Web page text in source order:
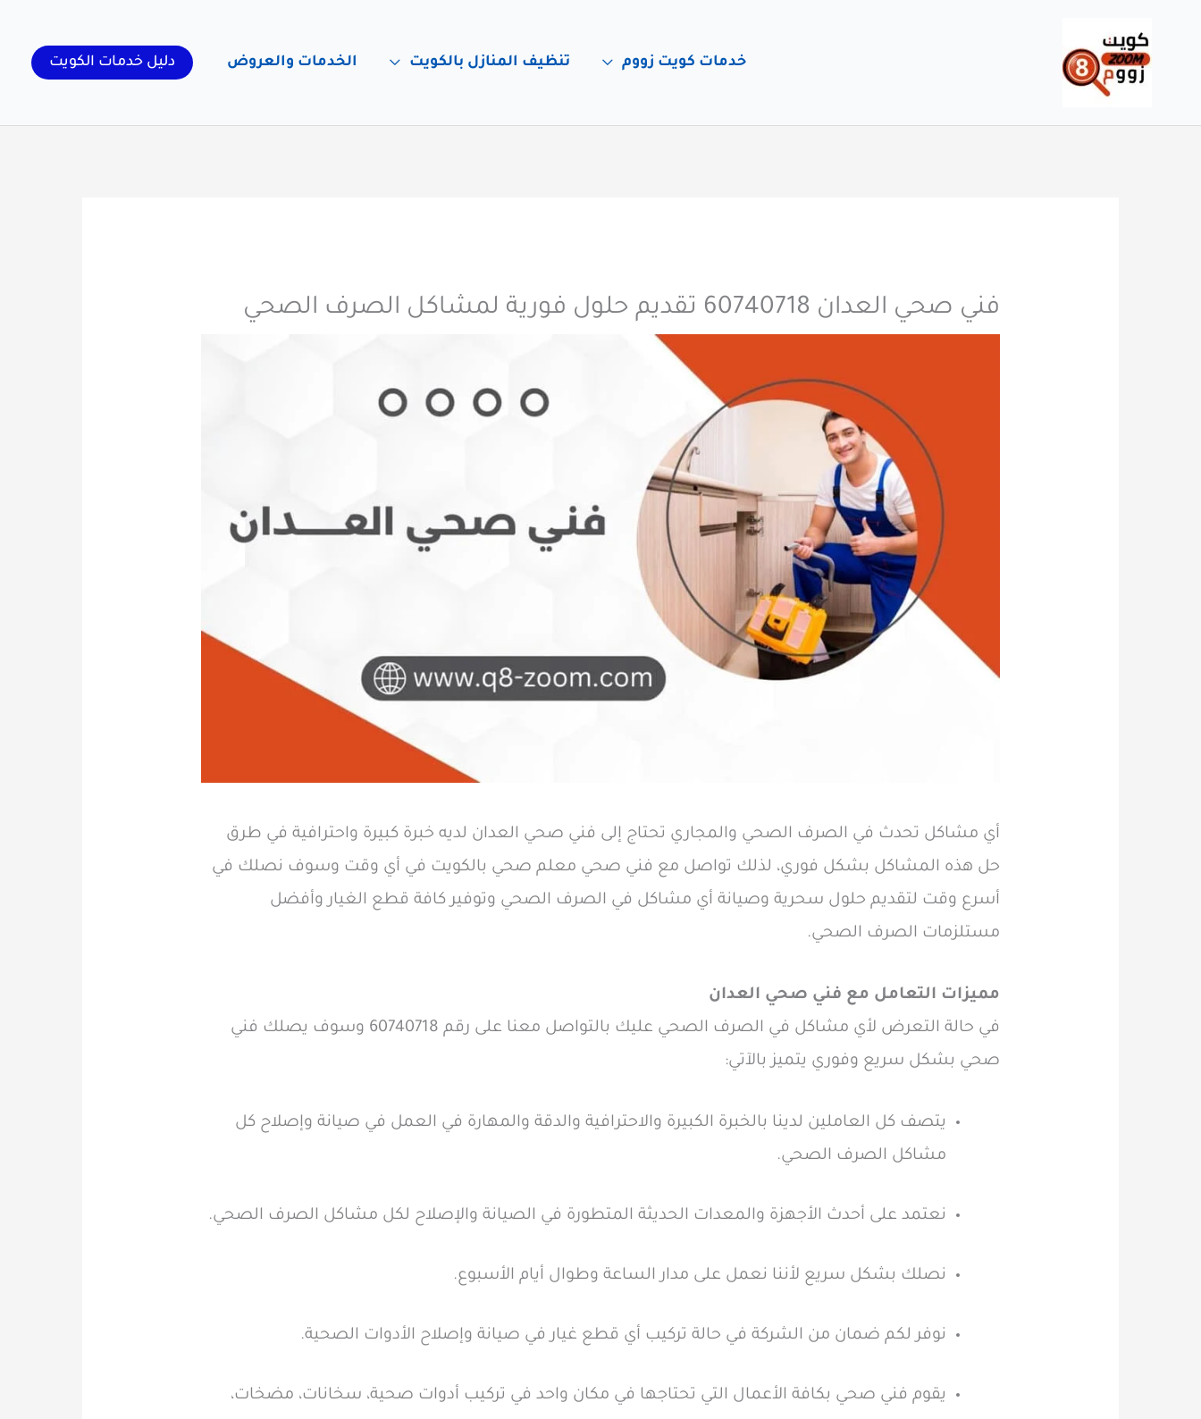
المحتوى
خدمات كويت زووم تنظيف المنازل بالكويت الخدمات والعروض دليل خدمات الكويت
فني صحي العدان 60740718 تقديم حلول فورية لمشاكل الصرف الصحي
أي مشاكل تحدث في الصرف الصحي والمجاري تحتاج إلى فني صحي العدان لديه خبرة كبيرة واحترافية في طرق
حل هذه المشاكل بشكل فوري، لذلك تواصل مع فني صحي معلم صحي بالكويت في أي وقت وسوف نصلك في
أسرع وقت لتقديم حلول سحرية وصيانة أي مشاكل في الصرف الصحي وتوفير كافة قطع الغيار وأفضل
مستلزمات الصرف الصحي.
مميزات التعامل مع فني صحي العدان
في حالة التعرض لأي مشاكل في الصرف الصحي عليك بالتواصل معنا على رقم 60740718 وسوف يصلك فني
صحي بشكل سريع وفوري يتميز بالآتي:
يتصف كل العاملين لدينا بالخبرة الكبيرة والاحترافية والدقة والمهارة في العمل في صيانة وإصلاح كل
مشاكل الصرف الصحي.
نعتمد على أحدث الأجهزة والمعدات الحديثة المتطورة في الصيانة والإصلاح لكل مشاكل الصرف الصحي.
نصلك بشكل سريع لأننا نعمل على مدار الساعة وطوال أيام الأسبوع.
نوفر لكم ضمان من الشركة في حالة تركيب أي قطع غيار في صيانة وإصلاح الأدوات الصحية.
يقوم فني صحي بكافة الأعمال التي تحتاجها في مكان واحد في تركيب أدوات صحية، سخانات، مضخات،